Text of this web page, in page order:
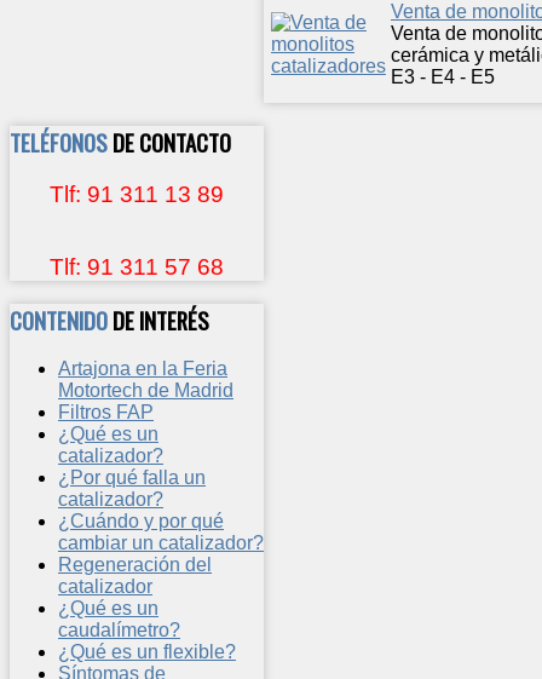
Venta de
Venta de
cerámica y
E3 - E4 - E5
TELÉFONOSDE CONTACTO
Tlf: 91 311 13 89
Tlf: 91 311 57 68
CONTENIDODE INTERÉS
Artajona en la Feria
Motortech de Madrid
Filtros FAP
¿Qué es un
catalizador?
¿Por qué falla un
catalizador?
¿Cuándo y por qué
cambiar un catalizador?
Regeneración del
catalizador
¿Qué es un
caudalímetro?
¿Qué es un flexible?
Síntomas de